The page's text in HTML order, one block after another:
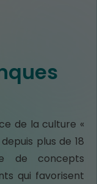
de la culture «
plus de 18
de concepts
qui favorisent